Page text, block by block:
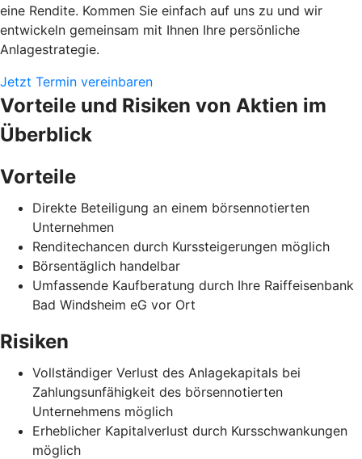
eine Rendite. Kommen Sie einfach auf uns zu und wir
entwickeln gemeinsam mit Ihnen Ihre persönliche
Anlagestrategie.
Jetzt Termin vereinbaren
Vorteile und Risiken von Aktien im
Überblick
Vorteile
Direkte Beteiligung an einem börsennotierten
Unternehmen
Renditechancen durch Kurssteigerungen möglich
Börsentäglich handelbar
Umfassende Kaufberatung durch Ihre Raiffeisenbank
Bad Windsheim eG vor Ort
Risiken
Vollständiger Verlust des Anlagekapitals bei
Zahlungsunfähigkeit des börsennotierten
Unternehmens möglich
Erheblicher Kapitalverlust durch Kursschwankungen
möglich